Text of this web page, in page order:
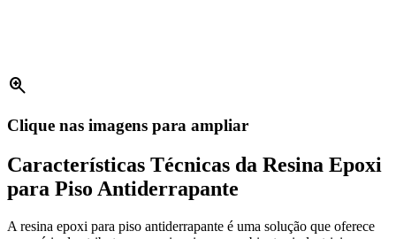
zoom_in
Clique nas imagens para ampliar
Características Técnicas da Resina Epoxi
para Piso Antiderrapante
A resina epoxi para piso antiderrapante é uma solução que oferece